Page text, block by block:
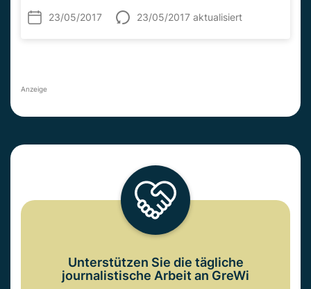
23/05/2017 23/05/2017 aktualisiert
Anzeige
Unterstützen Sie die tägliche
journalistische Arbeit an GreWi